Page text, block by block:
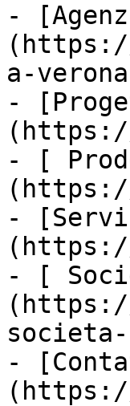
-
a-
-
- [
-
- [
-